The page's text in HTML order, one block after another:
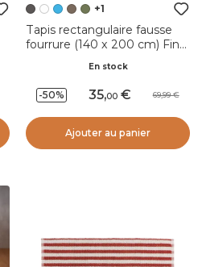
+1
Tapis rectangulaire fausse
fourrure (140 x 200 cm) Finn
En stock
-50% 35,00 69,99
Ajouter au panier